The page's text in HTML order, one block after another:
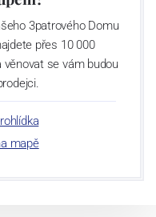
3patrového Domu
přes 10 000
věnovat se vám budou
mapě